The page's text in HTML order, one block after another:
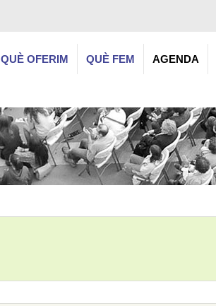
QUÈ OFERIM QUÈ FEM AGENDA